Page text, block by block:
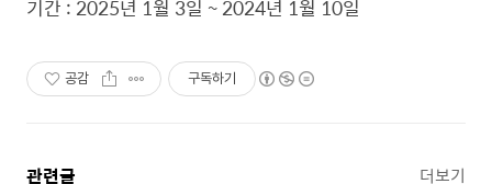
기간 : 2025년 1월 3일 ~ 2024년 1월 10일
공감 구독하기
관련글 더보기